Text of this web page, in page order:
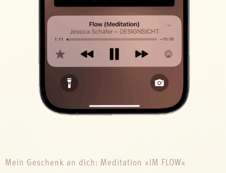
Mein Geschenk an dich: Meditation »IM FLOW«